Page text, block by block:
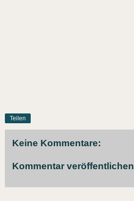
Teilen
Keine Kommentare:
Kommentar veröffentlichen